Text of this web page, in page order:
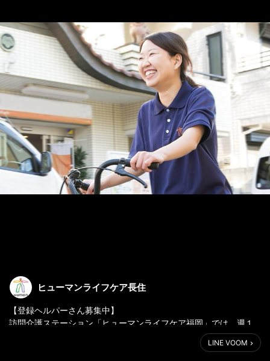
ヒューマンライフケア長住
【登録ヘルパーさん募集中】
訪問介護ステーション「ヒューマンライフケア福岡」では、週１
日・１時間からOKの訪問介護登録ヘルパーさんを募集中です！
お持ちの資格や、得意なことを活かして活躍しませんか？
LINE VOOM